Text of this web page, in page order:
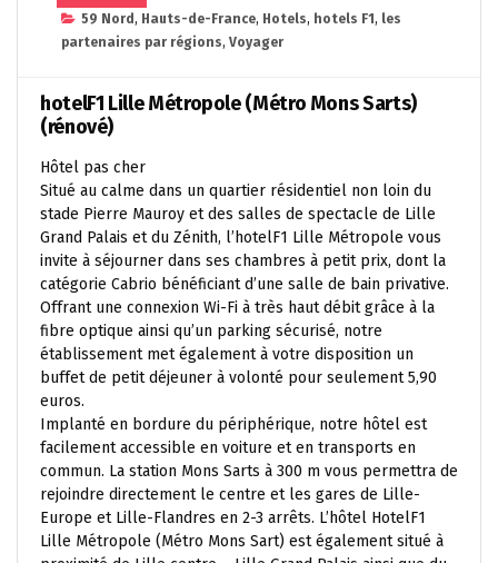
59 Nord , Hauts-de-France, Hotels, hotels F1 , les
partenaires par régions, Voyager
hotelF1 Lille Métropole (Métro Mons Sarts)
(rénové)
Hôtel pas cher
Situé au calme dans un quartier résidentiel non loin du
stade Pierre Mauroy et des salles de spectacle de Lille
Grand Palais et du Zénith, l’hotelF1 Lille Métropole vous
invite à séjourner dans ses chambres à petit prix, dont la
catégorie Cabrio bénéficiant d’une salle de bain privative.
Offrant une connexion Wi-Fi à très haut débit grâce à la
fibre optique ainsi qu’un parking sécurisé, notre
établissement met également à votre disposition un
buffet de petit déjeuner à volonté pour seulement 5,90
euros.
Implanté en bordure du périphérique, notre hôtel est
facilement accessible en voiture et en transports en
commun. La station Mons Sarts à 300 m vous permettra de
rejoindre directement le centre et les gares de Lille-
Europe et Lille-Flandres en 2-3 arrêts. L’hôtel HotelF1
Lille Métropole (Métro Mons Sart) est également situé à